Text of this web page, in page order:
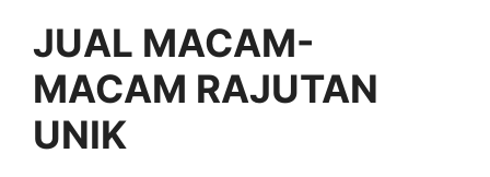
JUAL MACAM-
MACAM RAJUTAN
UNIK